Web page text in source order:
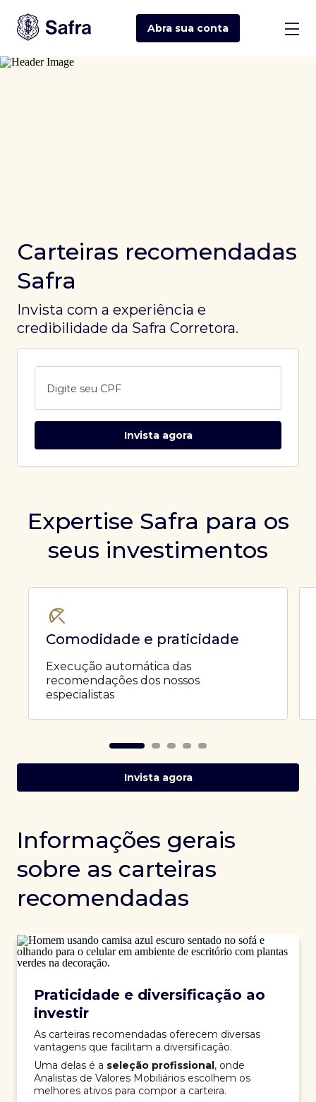
Abra sua conta
Carteiras recomendadas
Safra
Invista com a experiência e
credibilidade da Safra Corretora.
Digite seu CPF
Invista agora
Expertise Safra para os
seus investimentos
Comodidade e praticidade
Execução automática das
recomendações dos nossos
especialistas
Invista agora
Informações gerais
sobre as carteiras
recomendadas
Praticidade e diversificação ao
investir
As carteiras recomendadas oferecem diversas
vantagens que facilitam a diversificação.
Uma delas é a seleção profissional, onde
Analistas de Valores Mobiliários escolhem os
melhores ativos para compor a carteira.